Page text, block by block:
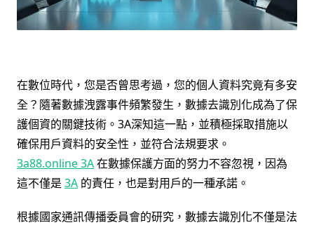
在數位時代，您是否曾思考過，您的個人資料究竟有多安
全？隨著數據洩露事件頻繁發生，數據去識別化成為了保
護個資的關鍵技術。3A深知這一點，並積極採取措施以
確保用戶資料的安全性，並符合法規要求。
3a88.online 3A在數據保護方面的努力不容忽視，因為
這不僅是 3A 的責任，也是對用戶的一種承諾。
根據國家通訊傳播委員會的研究，數據去識別化不僅是法